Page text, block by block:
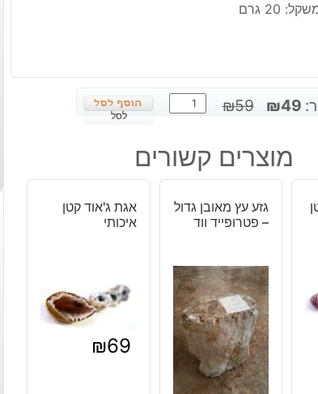
20 גרם
₪59
המחיר
היה:
₪59.
₪49
המחיר
הוא:
₪49.
כמות
של
מוט
משקל:
גרם
לסל
מוצרים קשורים
גזע עץ מאובן גדול
– פטרופייד ווד
אגת ג'אוד קטן
איכותי
₪69